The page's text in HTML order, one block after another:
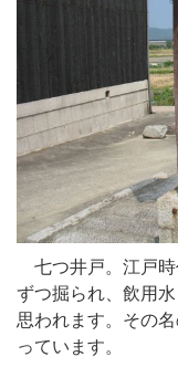
七つ井戸。江戸時
ずつ掘られ、飲用
思われます。その
っています。